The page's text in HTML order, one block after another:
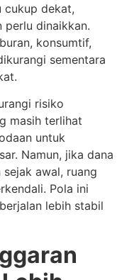
cukup dekat,
perlu dinaikkan.
konsumtif,
sementara
risiko
masih terlihat
untuk
Namun, jika dana
awal, ruang
Pola ini
lebih stabil